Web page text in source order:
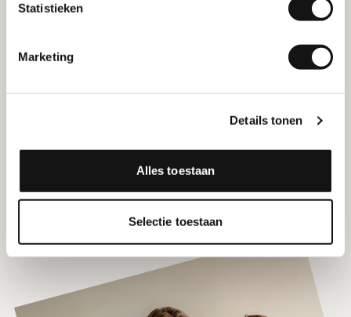
Statistieken
Marketing
Details tonen
Alles toestaan
Selectie toestaan
4 GRATIS valentijnskaarten